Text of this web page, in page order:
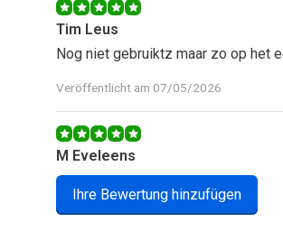
Tim Leus
Nog niet gebruiktz maar zo op het
Veröffentlicht am 07/05/2026
M Eveleens
Goede prijs-kwaliteitverhouding.
Veröffentlicht am 19/03/2026
Ihre Bewertung hinzufügen